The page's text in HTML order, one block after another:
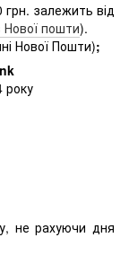
залежить від
Нової пошти).
Нової Пошти);
року
не рахуючи дня